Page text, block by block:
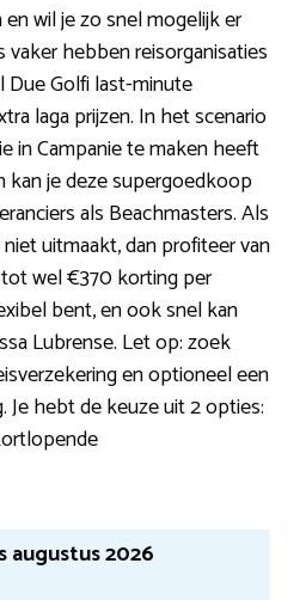
wil je zo snel mogelijk er
hebben reisorganisaties
Golfi last-minute
laga prijzen. In het scenario
in Campanie te maken heeft
kan je deze supergoedkoop
als Beachmasters. Als
uitmaakt, dan profiteer van
wel €370 korting per
bent, en ook snel kan
Lubrense. Let op: zoek
en optioneel een
Je hebt de keuze uit 2 opties:
augustus 2026